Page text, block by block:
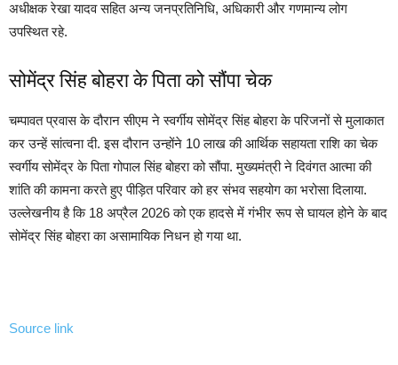
अधीक्षक रेखा यादव सहित अन्य जनप्रतिनिधि, अधिकारी और गणमान्य लोग
उपस्थित रहे.
सोमेंद्र सिंह बोहरा के पिता को सौंपा चेक
चम्पावत प्रवास के दौरान सीएम ने स्वर्गीय सोमेंद्र सिंह बोहरा के परिजनों से मुलाकात
कर उन्हें सांत्वना दी. इस दौरान उन्होंने 10 लाख की आर्थिक सहायता राशि का चेक
स्वर्गीय सोमेंद्र के पिता गोपाल सिंह बोहरा को सौंपा. मुख्यमंत्री ने दिवंगत आत्मा की
शांति की कामना करते हुए पीड़ित परिवार को हर संभव सहयोग का भरोसा दिलाया.
उल्लेखनीय है कि 18 अप्रैल 2026 को एक हादसे में गंभीर रूप से घायल होने के बाद
सोमेंद्र सिंह बोहरा का असामायिक निधन हो गया था.
Source link